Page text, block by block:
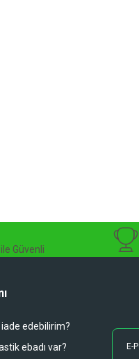
Güvenli
iade edebilirim?
ebadı var?